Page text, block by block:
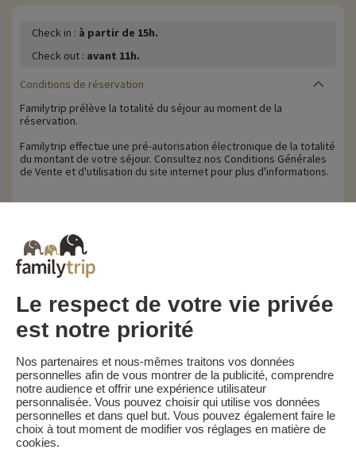
Check in : à partir de 15h.
Check out : avant 11h.
Conditions de réservation
Familytrip prélève la totalité du séjour au moment de la
réservation.
Familytrip effectue une pré-autorisation électronique de la totalité
du montant de votre séjour. Consultez nos Conditions Générales
de Vente et d'utilisation du site internet pour plus d'informations.
Conditions d’annulation
sont le suivantes :
• Séjour non annulable et non remboursable
Pour les séjours réservés au tarif "Meilleur Tarif", les pénalités
sont le suivantes :
• Annulation 30 jours ou plus avant la date de début du séjour :
30% du prix du séjour
• Annulation moins de 30 jours avant la date de début du séjour :
100 % du prix du séjour
Familytrip vous conseille de souscrire l'assurance annulation de
son partenaire AREAS Assurances. Souscrivez au moment de la
réservation ou dans les 24h suivant votre réservation par
téléphone.
Le respect de votre vie privée
est notre priorité
Nos partenaires et nous-mêmes traitons vos données
personnelles afin de vous montrer de la publicité, comprendre
notre audience et offrir une expérience utilisateur
personnalisée. Vous pouvez choisir qui utilise vos données
personnelles et dans quel but. Vous pouvez également faire le
choix à tout moment de modifier vos réglages en matière de
cookies.